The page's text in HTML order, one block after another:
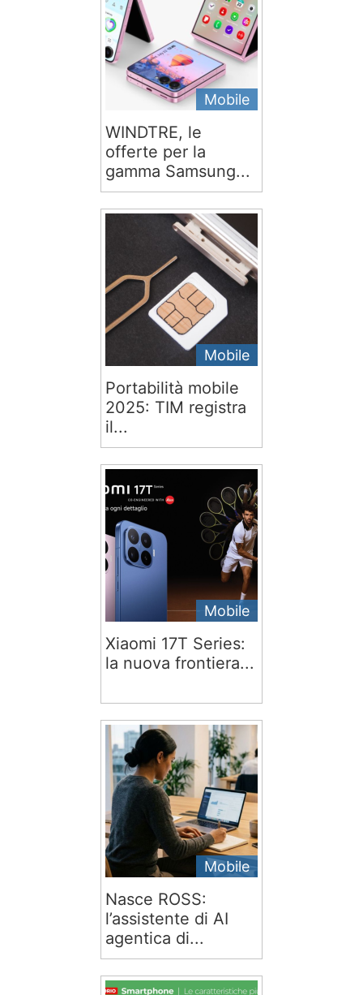
Mobile
WINDTRE, le
offerte per la
gamma Samsung...
Mobile
Portabilità mobile
2025: TIM registra
il...
Mobile
Xiaomi 17T Series:
la nuova frontiera...
Mobile
Nasce ROSS:
l’assistente di AI
agentica di...